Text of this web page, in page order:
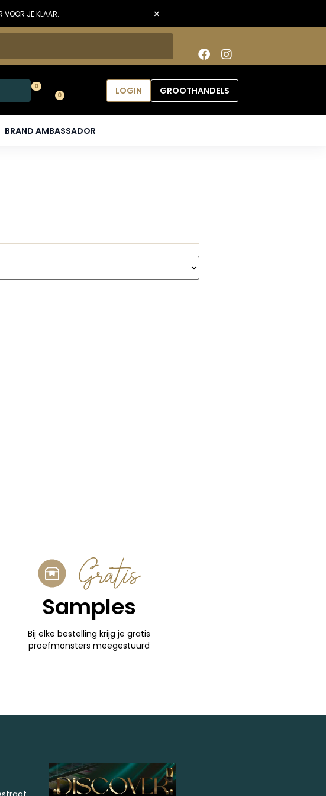
VOOR JE KLAAR. ×
0
0
LOGIN GROOTHANDELS
BRAND AMBASSADOR
Gratis
Samples
Bij elke bestelling krijg je gratis
proefmonsters meegestuurd